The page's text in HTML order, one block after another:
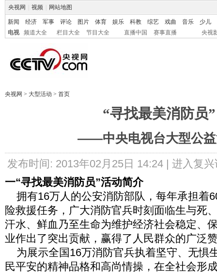
央视网 视频 网站地图
新闻 经济 军事 评论 图片 体育 娱乐 科教 综艺 戏曲 音乐
少儿
电视
频道大全 栏目大全 节目大全 直播中国 赛事直播 央视
央视网 > 大型活动 > 首页
“寻找最美消防员”
——中央电视台大型公
发布时间: 2013年02月25日 14:24 | 进入复兴
一“寻找最美消防员”活动简介
拥有16万人的公安消防部队，每年承担着
险救援任务，广大消防官兵时刻面临生与死
汗水、鲜血乃至生命为维护经济社会稳定、
业作出了突出贡献，赢得了人民群众的广泛
为展示全国16万消防官兵执着坚守、无惧
民平安的精神品格和高尚情操，在全社会形